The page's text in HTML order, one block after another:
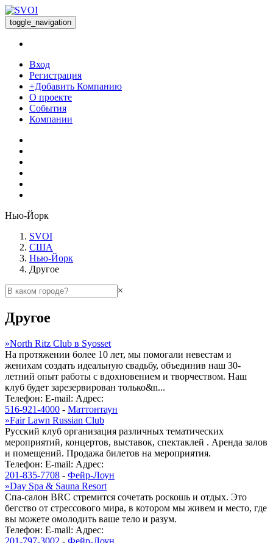
toggle_navigation
Вход
Регистрация
+Добавить Компанию
О проекте
События
Компании
Нью-Йорк
SVOI
США
Нью-Йорк
Другое
×
Другое
»North Ritz Club в Syosset
На протяжении более 10 лет, мы помогали невестам и
женихам создать идеальную свадьбу, объединив наш 30-
летний опыт работы с вдохновением и творчеством. Наш
клуб будет зарезервирован только&n...
Телефон: E-mail: Адрес:
516-921-4000 - Маттонтаун
»Fair Lawn Russian Club
Русский клуб организация различных тематических
мероприятий, концертов, выставок, спектаклей . Аренда залов
и помещений. Продажа билетов на мероприятия.
Телефон: E-mail: Адрес:
201-835-7708 - Фейр-Лоун
»Day Spa & Sauna Resort
Спа-салон BRC стремится сочетать роскошь и отдых. Это
бегство от стрессового мира, в котором мы живем и место, где
вы можете омолодить ваше тело и разум.
Телефон: E-mail: Адрес:
201-797-3002 - Фейр-Лоун